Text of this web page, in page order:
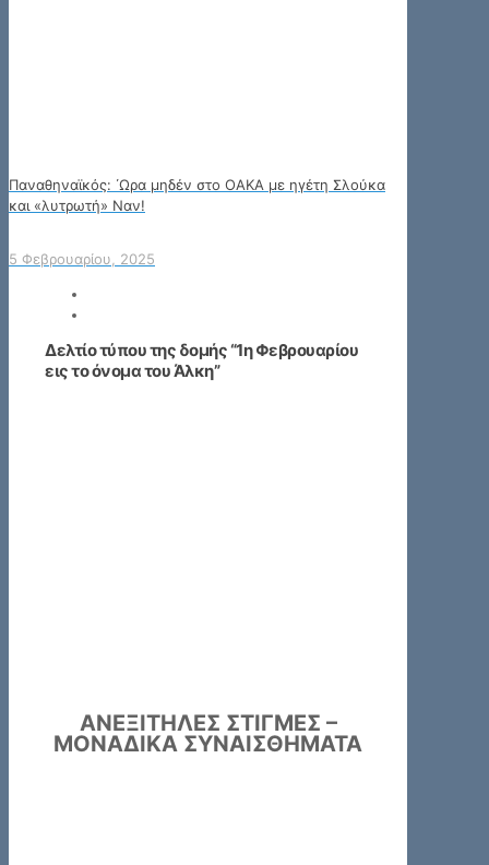
Παναθηναϊκός: ΄Ωρα μηδέν στο ΟΑΚΑ με ηγέτη Σλούκα
και «λυτρωτή» Ναν!
5 Φεβρουαρίου, 2025
Δελτίο τύπου της δομής “1η Φεβρουαρίου
εις το όνομα του Άλκη”
ΑΝΕΞΙΤΗΛΕΣ ΣΤΙΓΜΕΣ –
ΜΟΝΑΔΙΚΑ ΣΥΝΑΙΣΘΗΜΑΤΑ